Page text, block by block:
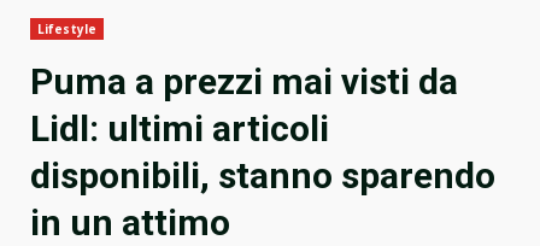
Lifestyle
Puma a prezzi mai visti da
Lidl: ultimi articoli
disponibili, stanno sparendo
in un attimo